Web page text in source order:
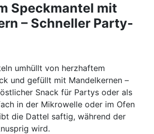
Speckmantel mit
– Schneller Party-
umhüllt von herzhaftem
und gefüllt mit Mandelkernen –
Snack für Partys oder als
in der Mikrowelle oder im Ofen
die Dattel saftig, während der
wird.